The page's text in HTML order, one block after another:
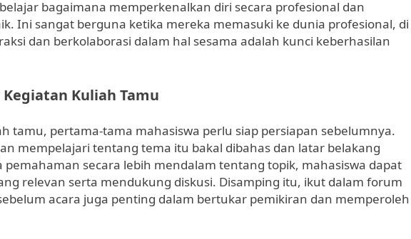
bagaimana memperkenalkan diri secara profesional dan
Ini sangat berguna ketika mereka memasuki ke dunia profesional, di
dan berkolaborasi dalam hal sesama adalah kunci keberhasilan
Kuliah Tamu
tamu, pertama-tama mahasiswa perlu siap persiapan sebelumnya.
mempelajari tentang tema itu bakal dibahas dan latar belakang
pemahaman secara lebih mendalam tentang topik, mahasiswa dapat
relevan serta mendukung diskusi. Disamping itu, ikut dalam forum
acara juga penting dalam bertukar pemikiran dan memperoleh